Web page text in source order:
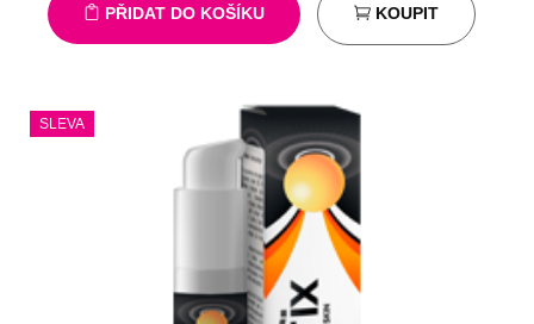
PŘIDAT DO KOŠÍKU KOUPIT
SLEVA